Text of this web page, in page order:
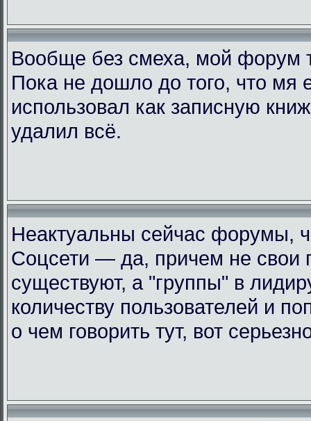
Вообще без смеха, мой форум
Пока не дошло до того, что мя
использовал как записную
удалил всё.
Неактуальны сейчас форумы,
Соцсети — да, причем не свои
существуют, а "группы" в
количеству пользователей и
о чем говорить тут, вот